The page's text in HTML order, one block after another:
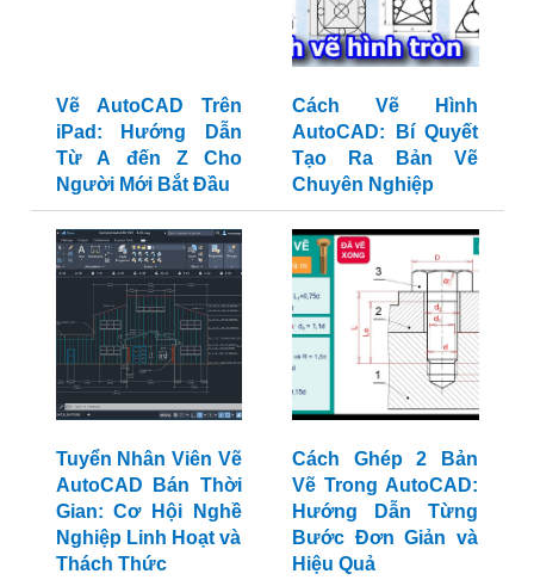
Từ A đến Z Cho
Người Mới Bắt Đầu
Cách Vẽ Hình
AutoCAD: Bí Quyết
Tạo Ra Bản Vẽ
Chuyên Nghiệp
Tuyển Nhân Viên Vẽ
AutoCAD Bán Thời
Gian: Cơ Hội Nghề
Nghiệp Linh Hoạt và
Thách Thức
Cách Ghép 2 Bản
Vẽ Trong AutoCAD:
Hướng Dẫn Từng
Bước Đơn Giản và
Hiệu Quả